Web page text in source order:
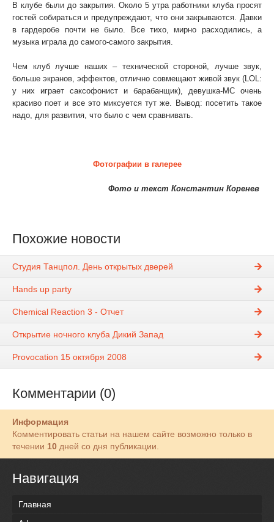
В клубе были до закрытия. Около 5 утра работники клуба просят
гостей собираться и предупреждают, что они закрываются. Давки
в гардеробе почти не было. Все тихо, мирно расходились, а
музыка играла до самого-самого закрытия.
Чем клуб лучше наших – технической стороной, лучше звук,
больше экранов, эффектов, отлично совмещают живой звук (LOL:
у них играет саксофонист и барабанщик), девушка-МС очень
красиво поет и все это миксуется тут же. Вывод: посетить такое
надо, для развития, что было с чем сравнивать.
Фотографии в галерее
Фото и текст Константин Коренев
Похожие новости
Студия Танцпол. День открытых дверей
Hands up party
Chemical Reaction 3 - Отчет
Открытие ночного клуба Дикий Запад
Provocation 15 октября 2008
Комментарии (0)
Информация
Комментировать статьи на нашем сайте возможно только в
течении 10 дней со дня публикации.
Навигация
Главная